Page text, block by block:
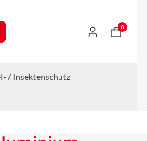
0
/ Insektenschutz